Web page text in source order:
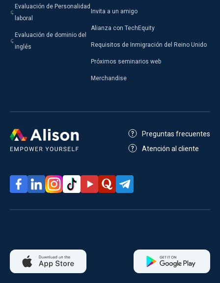
Evaluación de Personalidad
laboral
Evaluación de dominio del
inglés
Invita a un amigo
Alianza con TechEquity
Requisitos de Inmigración del Reino Unido
Próximos seminarios web
Merchandise
Preguntas frecuentes
Atención al cliente